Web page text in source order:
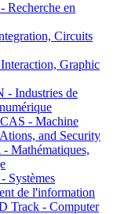
en
Circuits
Graphic
Industries de
- Machine
and Security
Mathématiques,
Systèmes
de l'information
Track - Computer